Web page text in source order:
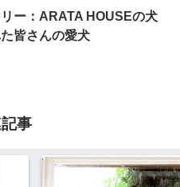
ー：ARATA HOUSEの犬
皆さんの愛犬
事